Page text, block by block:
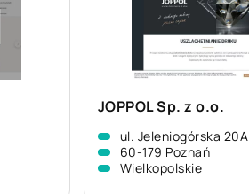
JOPPOL Sp. z o.o.
ul. Jeleniogórska 20A
60-179 Poznań
Wielkopolskie